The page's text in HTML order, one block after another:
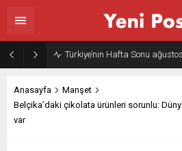
Türkiye’nin Hafta Sonu
Anasayfa
Manşet
Belçika’daki çikolata ürünleri sorunlu:
var